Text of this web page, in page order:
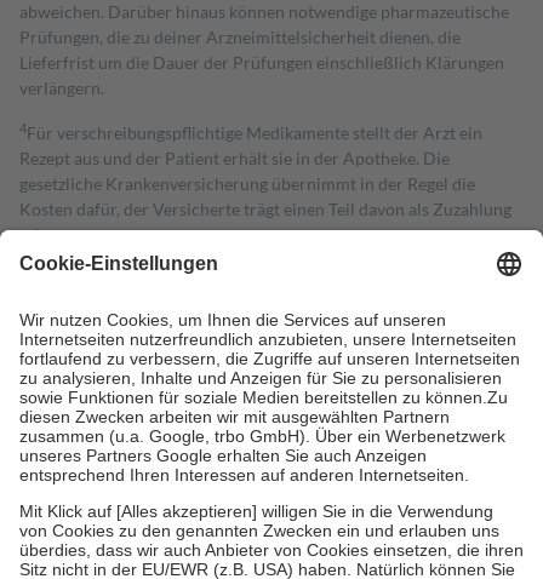
abweichen. Darüber hinaus können notwendige pharmazeutische
Prüfungen, die zu deiner Arzneimittelsicherheit dienen, die
Lieferfrist um die Dauer der Prüfungen einschließlich Klärungen
verlängern.
4Für verschreibungspflichtige Medikamente stellt der Arzt ein
Rezept aus und der Patient erhält sie in der Apotheke. Die
gesetzliche Krankenversicherung übernimmt in der Regel die
Kosten dafür, der Versicherte trägt einen Teil davon als Zuzahlung
mit.
Grundsätzlich leisten Mitglieder Zuzahlungen in Höhe von zehn
höchstens zehn Euro.
Es sind jedoch nie mehr als die tatsächlichen
Kosten der Leistung zu entrichten.
Diese Regeln gelten grundsätzlich auch für Online-Apotheken.
Bei Heilmitteln und häuslicher Krankenpflege beträgt die
Zuzahlung zehn Prozent der Kosten sowie zehn Euro je
Verordnung.
Um das Engagement der Versicherten für ihre eigene Gesundheit zu
stärken und die besondere Stellung der Familie zu unterstützen,
fallenkeine Zuzahlungenan bei:
• Kindern und Jugendlichen bis zum vollendeten 18. Lebensjahr
mit Ausnahme der Fahrkosten